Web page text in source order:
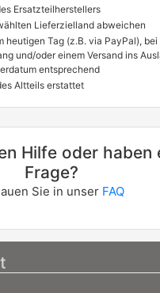
(3R2)
- 05/2013
Ersatzteilherstellers
Lieferzielland abweichen
heutigen Tag (z.B. via PayPal), bei
und/oder einem Versand ins
entsprechend
Altteils erstattet
Hilfe oder haben
Frage?
Sie in unser FAQ